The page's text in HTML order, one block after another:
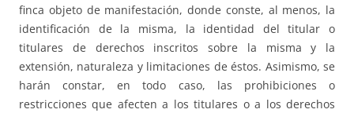
finca objeto de manifestación, donde conste, al menos, la
identificación de la misma, la identidad del titular o
titulares de derechos inscritos sobre la misma y la
extensión, naturaleza y limitaciones de éstos. Asimismo, se
harán constar, en todo caso, las prohibiciones o
restricciones que afecten a los titulares o a los derechos